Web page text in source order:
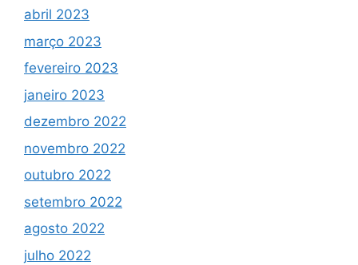
abril 2023
março 2023
fevereiro 2023
janeiro 2023
dezembro 2022
novembro 2022
outubro 2022
setembro 2022
agosto 2022
julho 2022